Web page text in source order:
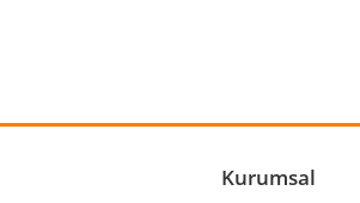
Ürün açıklamasında eksik bilgiler
Ürün bilgilerinde hatalar bulunuyor.
Kurumsal